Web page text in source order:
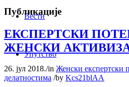
Вести
Упутство
Публикације
ЕКСПЕРТСКИ
ЖЕНСКИ
26. јул 2018./in Женски експертски
делатностима /by Kcs21blAA